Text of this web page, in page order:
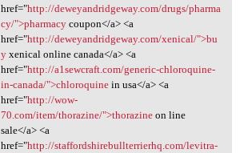
href="http://deweyandridgeway.com/drugs/pharma
cy/">pharmacycoupon</a> <a
href="http://deweyandridgeway.com/xenical/">bu
yxenical online canada</a> <a
href="http://a1sewcraft.com/generic-chloroquine-
in-canada/">chloroquinein usa</a> <a
href="http://wow-
70.com/item/thorazine/">thorazineon line
sale</a> <a
href="http://staffordshirebullterrierhq.com/levitra-